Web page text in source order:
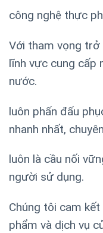
công nghệ thực
Với tham vọng trở
lĩnh vực cung cấp
nước.
luôn phấn đấu
nhanh nhất,
luôn là cầu nối
người sử dụng.
Chúng tôi cam
phẩm và dịch vụ